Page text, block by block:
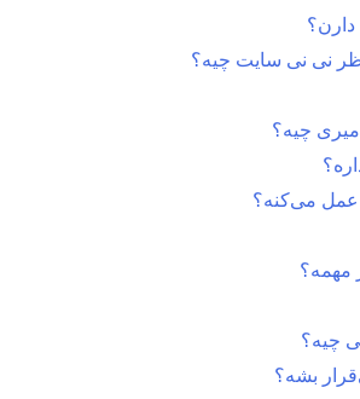
نظر نی نی سایت چیه؟
چیه؟
عمل می‌کنه؟
مهمه؟
چیه؟
بشه؟